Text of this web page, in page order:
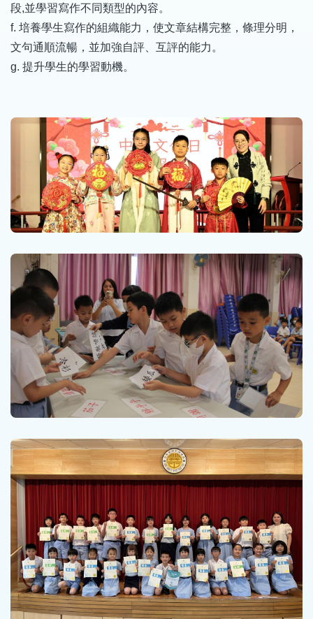
段,並學習寫作不同類型的內容。
f. 培養學生寫作的組織能力，使文章結構完整，條理分明，
文句通順流暢，並加強自評、互評的能力。
g. 提升學生的學習動機。